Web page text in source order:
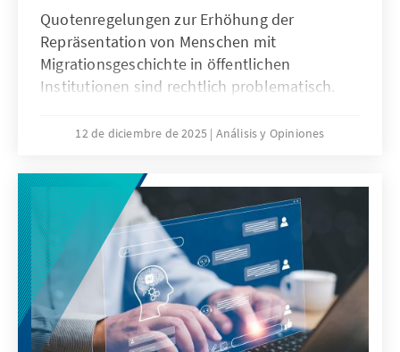
Quotenregelungen zur Erhöhung der
Repräsentation von Menschen mit
Migrationsgeschichte in öffentlichen
Institutionen sind rechtlich problematisch.
nach Herkunft. Für Quoten zugunsten von
verfassungsrechtliche Grundlage. Das Papier
zeigt: Sonderregelungen für neu
eingewanderte Menschen sind nur zu Beginn
sinnvoll. Später besteht die herausfordernde
Aufgabe der Abgrenzung der Gruppe.
12 de diciembre de 2025 Análisis y Opiniones